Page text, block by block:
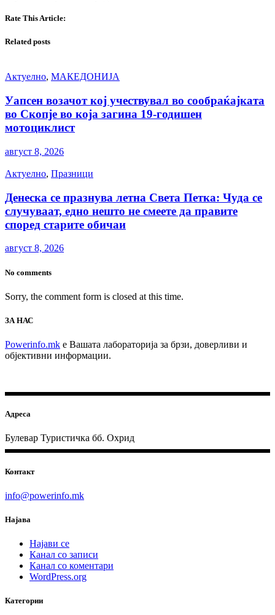
Rate This Article:
Related posts
Актуелно, МАКЕДОНИЈА
Уапсен возачот кој учествувал во сообраќајката
во Скопје во која загина 19-годишен
мотоциклист
август 8, 2026
Актуелно, Празници
Денеска се празнува летна Света Петка: Чуда се
случуваат, едно нешто не смеете да правите
според старите обичаи
август 8, 2026
No comments
Sorry, the comment form is closed at this time.
ЗА НАС
Powerinfo.mk e Вашата лабораторија за брзи, доверливи и
објективни информации.
Адреса
Булевар Туристичка бб. Охрид
Контакт
info@powerinfo.mk
Најава
Најави се
Канал со записи
Канал со коментари
WordPress.org
Категории